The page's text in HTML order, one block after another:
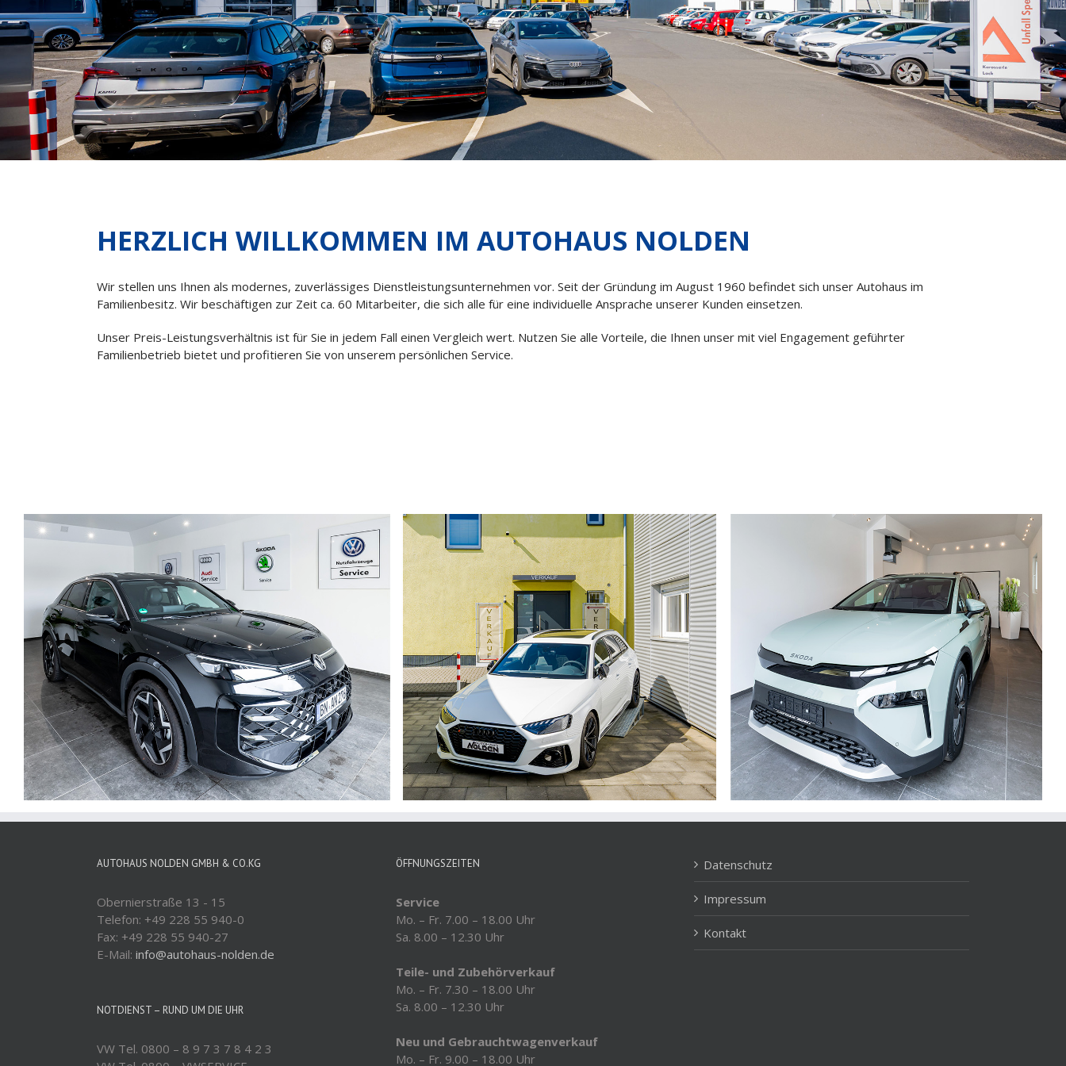
HERZLICH WILLKOMMEN IM AUTOHAUS NOLDEN
Wir stellen uns Ihnen als modernes, zuverlässiges Dienstleistungsunternehmen vor. Seit der Gründung im August 1960 befindet sich unser Autohaus im
Familienbesitz. Wir beschäftigen zur Zeit ca. 60 Mitarbeiter, die sich alle für eine individuelle Ansprache unserer Kunden einsetzen.
Unser Preis-Leistungsverhältnis ist für Sie in jedem Fall einen Vergleich wert. Nutzen Sie alle Vorteile, die Ihnen unser mit viel Engagement geführter
Familienbetrieb bietet und profitieren Sie von unserem persönlichen Service.
AUTOHAUS NOLDEN GMBH & CO.KG
Obernierstraße 13 - 15
Telefon: +49 228 55 940-0
Fax: +49 228 55 940-27
E-Mail: info@autohaus-nolden.de
NOTDIENST – RUND UM DIE UHR
VW Tel. 0800 – 8 9 7 3 7 8 4 2 3
ÖFFNUNGSZEITEN
Service
Mo. – Fr. 7.00 – 18.00 Uhr
Sa. 8.00 – 12.30 Uhr
Teile- und Zubehörverkauf
Mo. – Fr. 7.30 – 18.00 Uhr
Sa. 8.00 – 12.30 Uhr
Neu und Gebrauchtwagenverkauf
Mo. – Fr. 9.00 – 18.00 Uhr
Datenschutz
Impressum
Kontakt